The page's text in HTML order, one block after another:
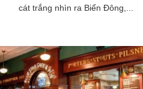
cát trắng nhìn ra Biển Đông,...